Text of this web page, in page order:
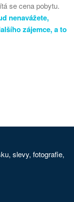
se cena pobytu.
nenavážete,
zájemce, a to
slevy, fotografie,